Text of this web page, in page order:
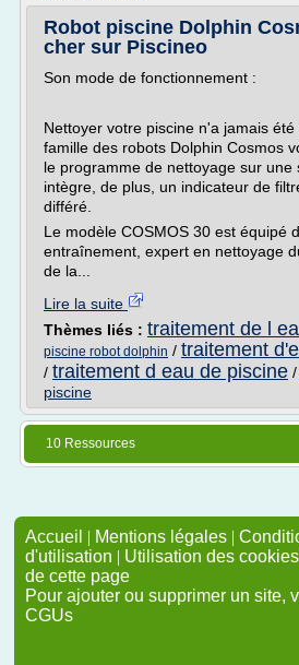
Robot piscine Dolphin
cher sur Piscineo
Son mode de fonctionnement :
Nettoyer votre piscine n'a jamais
famille des robots Dolphin Cosmos
le programme de nettoyage sur une
intègre, de plus, un indicateur de
différé.
Le modèle COSMOS 30 est équipé
entraînement, expert en nettoyage
de la...
Lire la suite
Thèmes liés : traitement de l
piscine robot dolphin / traitement
/ traitement d eau de piscine /
piscine
10 Ressources
Accueil | Mentions légales |
d'utilisation | Utilisation des cookies
de cette page
Pour ajouter ou supprimer un site,
CGUs